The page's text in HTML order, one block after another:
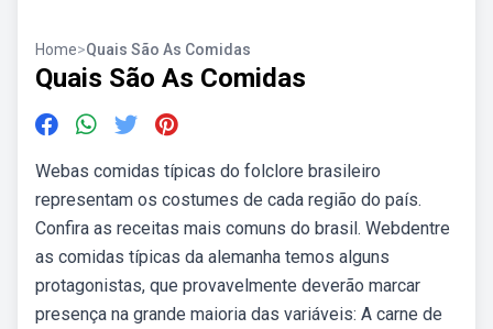
Home>Quais São As Comidas
Quais São As Comidas
Webas comidas típicas do folclore brasileiro
representam os costumes de cada região do país.
Confira as receitas mais comuns do brasil. Webdentre
as comidas típicas da alemanha temos alguns
protagonistas, que provavelmente deverão marcar
presença na grande maioria das variáveis: A carne de